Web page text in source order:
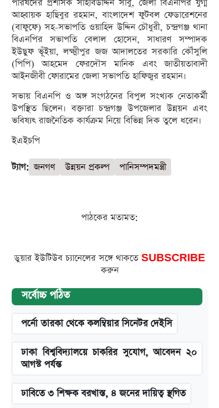
পরিষদের প্রশাসক সাহাবউদ্দিন সাবু, জেলা বিএনপির যুগ্ম
আহ্বায়ক হাছিবুর রহমান, বাংলাদেশ ফুটবল ফেডারেশনের
(বাফুফে) সহ-সভাপতি ওয়াহিদ উদ্দিন চৌধুরী, চন্দ্রগঞ্জ থানা
বিএনপির সভাপতি বেলাল হোসেন, সাধারণ সম্পাদক
ইউছুফ ভূঁইয়া, লক্ষ্মীপুর জজ আদালতের সরকারি কৌঁসুলি
(পিপি) আহমেদ ফেরদৌস মানিক এবং জাতীয়তাবাদী
আইনজীবী ফোরামের জেলা সভাপতি হাফিজুর রহমান।
সভায় বিএনপি ও অঙ্গ সংগঠনের বিপুল সংখ্যক নেতাকর্মী
উপস্থিত ছিলেন। বক্তারা চন্দ্রগঞ্জ উপজেলার উন্নয়ন এবং
ভবিষ্যৎ রাজনৈতিক কার্যক্রম নিয়ে বিভিন্ন দিক তুলে ধরেন।
ইএইচপি
ট্যাগ: জনগণ উন্নয়ন প্রকল্প পানিসম্পদমন্ত্রী
পাঠকের মতামত:
ডুয়ার ইউটিউব চ্যানেলের সঙ্গে থাকতে SUBSCRIBE
করুন
সর্বোচ্চ পঠিত
পর্নো তারকা থেকে কলম্বিয়ার সিনেটর দেইসি
ঢাকা বিশ্ববিদ্যালয়ে চাকরির সুযোগ, আবেদন ২০
আগস্ট পর্যন্ত
ঢাবিতে ৩ শিক্ষক বরখাস্ত, ৪ জনের দায়িত্ব স্থগিত